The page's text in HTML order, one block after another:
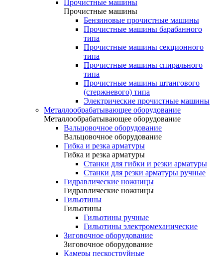
Прочистные машины
Прочистные машины
Бензиновые прочистные машины
Прочистные машины барабанного
типа
Прочистные машины секционного
типа
Прочистные машины спирального
типа
Прочистные машины штангового
(стержневого) типа
Электрические прочистные машины
Металлообрабатывающее оборудование
Металлообрабатывающее оборудование
Вальцовочное оборудование
Вальцовочное оборудование
Гибка и резка арматуры
Гибка и резка арматуры
Станки для гибки и резки арматуры
Станки для резки арматуры ручные
Гидравлические ножницы
Гидравлические ножницы
Гильотины
Гильотины
Гильотины ручные
Гильотины электромеханические
Зиговочное оборудование
Зиговочное оборудование
Камеры пескоструйные